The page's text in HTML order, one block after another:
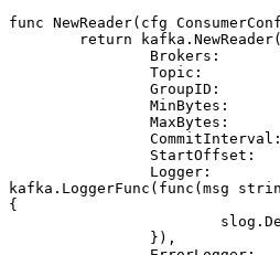
func NewReader(cfg
	return
kafka. NewReader(
Brokers:
Topic:
GroupID:
MinBytes:
MaxBytes:
StartOffset:
kafka. LoggerFunc ( func (msg
{
			slog.
		}),